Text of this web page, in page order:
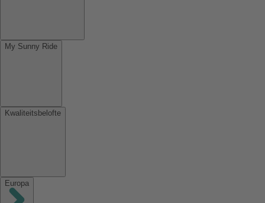
My Sunny Ride
Kwaliteitsbelofte
Europa